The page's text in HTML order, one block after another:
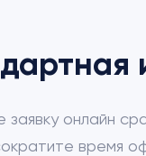
заявку онлайн
время